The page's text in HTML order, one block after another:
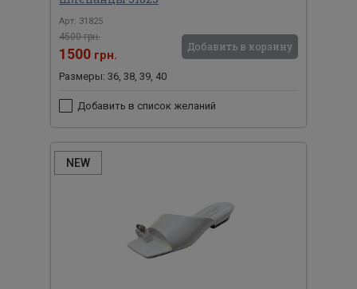
Арт: 31825
4500 грн.
1500 грн.
Добавить в корзину
Размеры: 36, 38, 39, 40
Добавить в список желаний
NEW